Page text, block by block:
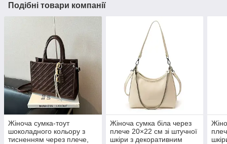
Подібні товари компанії
Жіноча сумка-тоут
шоколадного кольору з
тисненням через плече,
Жіноча сумка біла через
плече 20×22 см зі штучної
шкіри з декоративним